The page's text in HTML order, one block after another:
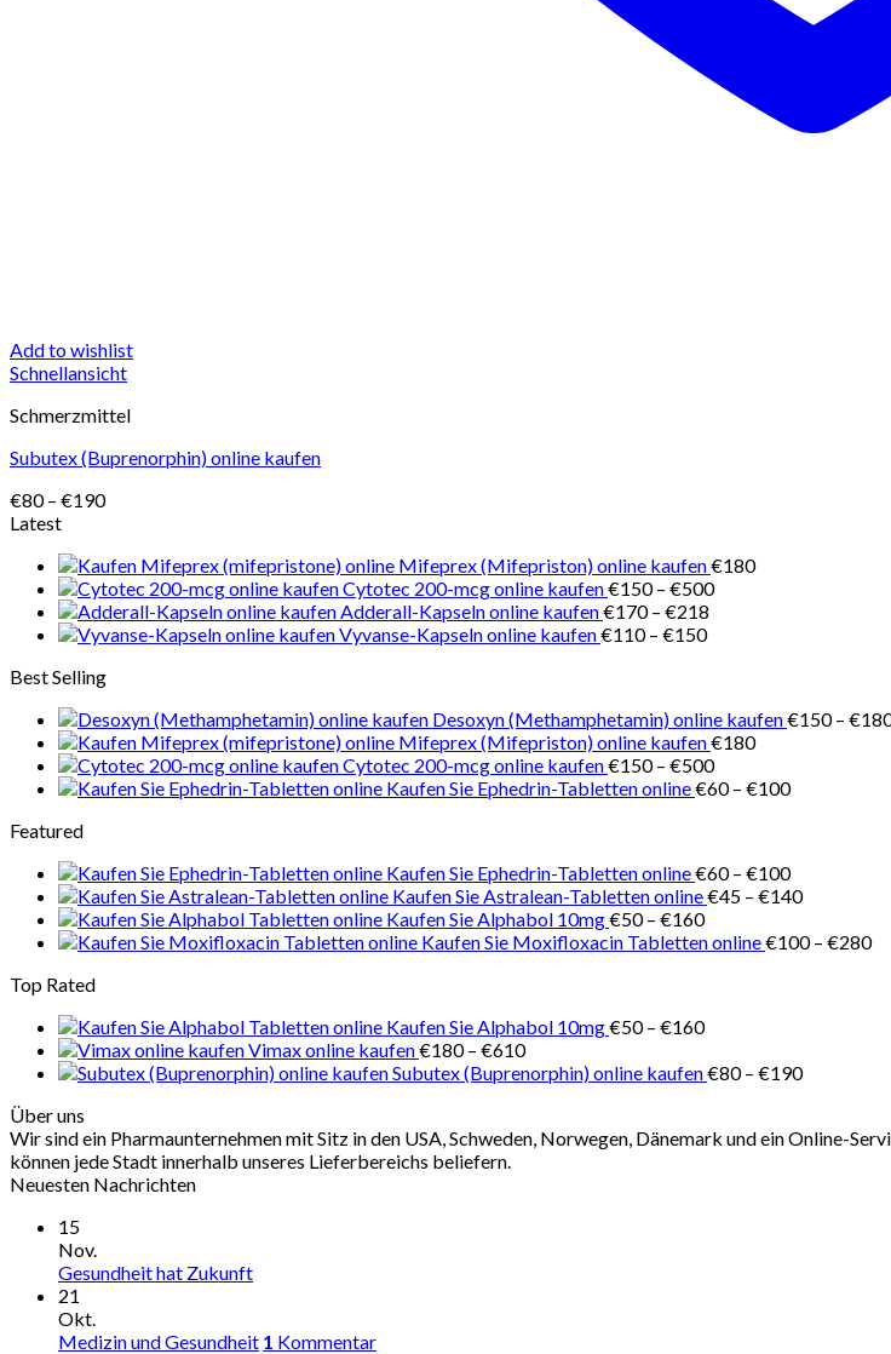
Add to wishlist
Schnellansicht
Schmerzmittel
Subutex (Buprenorphin) online kaufen
€80 – €190Preisspanne:
€190
Latest
Mifeprex (Mifepriston) online kaufen€180
Cytotec 200-mcg online kaufen€150 – €500Preisspanne:
Adderall-Kapseln online kaufen€170 – €218
Vyvanse-Kapseln online kaufen€110 – €150Preisspanne:
Best Selling
Desoxyn (Methamphetamin) online kaufen€150 – €
Mifeprex (Mifepriston) online kaufen€180
Cytotec 200-mcg online kaufen€150 – €500Preisspanne:
€150
Kaufen Sie Ephedrin-Tabletten online€60 – €100Preisspanne:
Featured
Kaufen Sie Ephedrin-Tabletten online€60 – €100Preisspanne:
€60
€100
Kaufen Sie Astralean-Tabletten online€45 – €140
bis
Kaufen Sie Alphabol 10mg€50 – €160Preisspanne:
€50
Kaufen Sie Moxifloxacin Tabletten online€100 – €280
Top Rated
Kaufen Sie Alphabol 10mg€50 – €160Preisspanne:
bis
Vimax online kaufen€180 – €610Preisspanne:
€180
Subutex (Buprenorphin) online kaufen€80 – €190
€190
Über uns
Wir sind ein Pharmaunternehmen mit Sitz in den USA, Schweden, Norwegen, Dänemark und ein Online-
können jede Stadt innerhalb unseres Lieferbereichs beliefern.
Neuesten Nachrichten
15
Nov.
Gesundheit hat Zukunft
21
Okt.
Medizin und Gesundheit 1 Kommentar